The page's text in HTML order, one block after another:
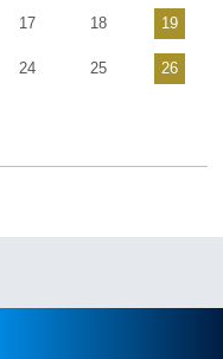
17 18 19
24 25 26